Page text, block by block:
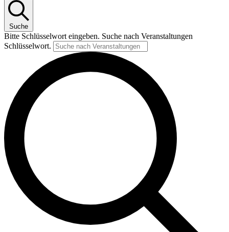
Suche
Bitte Schlüsselwort eingeben. Suche nach Veranstaltungen
Schlüsselwort.